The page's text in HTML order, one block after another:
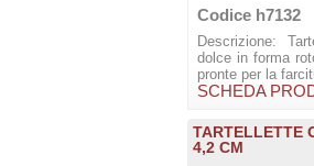
Codice h7132
Descrizione:
dolce in forma
pronte per la
SCHEDA
TARTELLETTE
4,2 CM